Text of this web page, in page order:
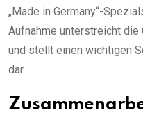
„Made in Germany“-
Aufnahme unterstreicht
und stellt einen wichtigen
dar.